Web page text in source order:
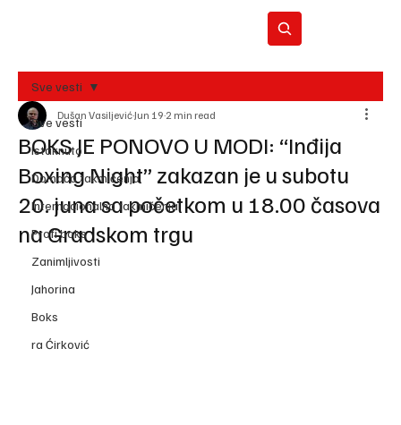
REC
Sve vesti
Istaknuto
Domaća takmičenja
Internacionalna takmičenja
Profi boks
Zanimljivosti
Jahorina
Boks
ra Ćirković
Sve vesti
BOKS JE PONOVO U MODI: “Inđija
Boxing Night” zakazan je u subotu
20. juna sa početkom u 18.00 časova
na Gradskom trgu
Dušan VasiljevićJun 19 2 min read